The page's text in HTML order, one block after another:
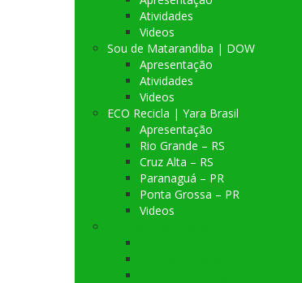
Atividades
Videos
Sou de Matarandiba | DOW
Apresentação
Atividades
Videos
ECO Recicla | Yara Brasil
Apresentação
Rio Grande – RS
Cruz Alta – RS
Paranaguá – PR
Ponta Grossa – PR
Videos